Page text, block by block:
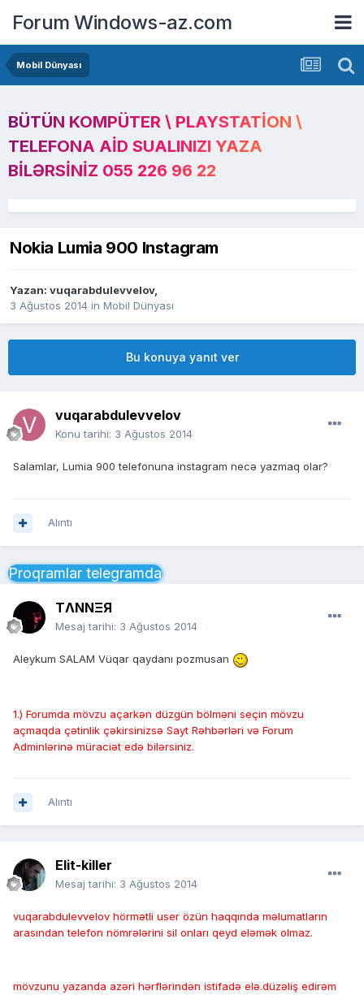
Forum Windows-az.com
Mobil Dünyası
BÜTÜN KOMPÜTER \ PLAYSTATION \
TELEFONA AID SUALINIZI YAZA
BILƏRSINIZ 055 226 96 22
Nokia Lumia 900 Instagram
Yazan: vuqarabdulevvelov,
3 Ağustos 2014 in Mobil Dünyası
Bu konuya yanıt ver
vuqarabdulevvelov
Konu tarihi: 3 Ağustos 2014
Salamlar, Lumia 900 telefonuna instagram necə yazmaq olar?
Alıntı
Proqramlar telegramda
TΛNNΞЯ
Mesaj tarihi: 3 Ağustos 2014
Aleykum SALAM Vüqar qaydanı pozmusan
1.) Forumda mövzu açarkən düzgün bölməni seçin mövzu
açmaqda çətinlik çəkirsinizsə Sayt Rəhbərləri və Forum
Adminlərinə müraciət edə bilərsiniz.
Alıntı
Elit-killer
Mesaj tarihi: 3 Ağustos 2014
vuqarabdulevvelov hörmətli user özün haqqında məlumatların
arasından telefon nömrələrini sil onları qeyd eləmək olmaz.
mövzunu yazanda azəri hərflərindən istifadə elə.düzəliş edirəm